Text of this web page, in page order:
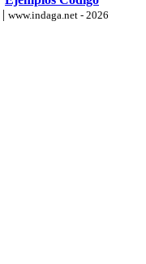
| www.indaga.net - 2026